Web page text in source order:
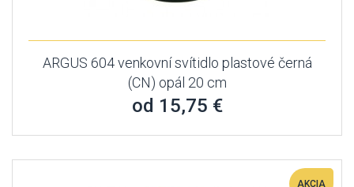
ARGUS 604 venkovní svítidlo plastové černá
(CN) opál 20 cm
od 15,75 €
AKCIA